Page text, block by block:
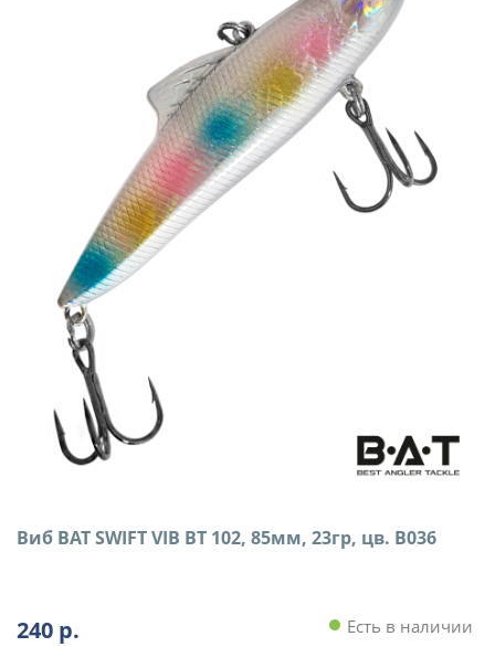
Виб BAT SWIFT VIB BT 102, 85мм, 23гр, цв. B036
240 р. Есть в наличии